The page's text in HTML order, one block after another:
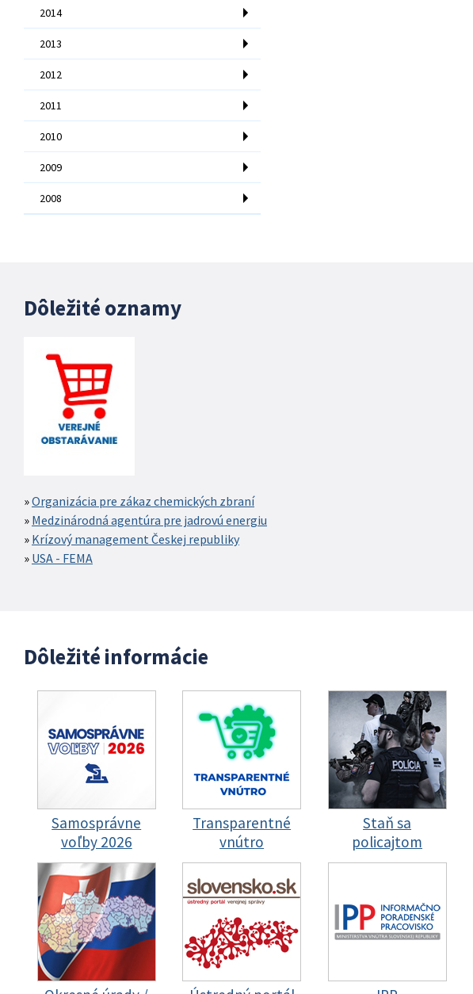
2014
2013
2012
2011
2010
2009
2008
Dôležité oznamy
Organizácia pre zákaz chemických zbraní
Medzinárodná agentúra pre jadrovú energiu
Krízový management Českej republiky
USA - FEMA
Dôležité informácie
Samosprávne
voľby 2026
Transparentné
vnútro
Staň sa
policajtom